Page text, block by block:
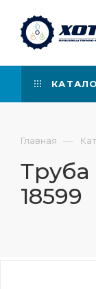
Главная —
18599